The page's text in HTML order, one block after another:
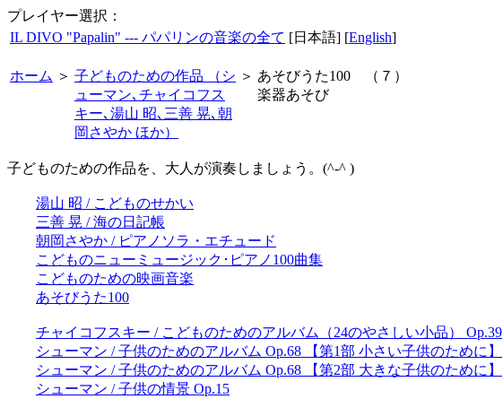
プレイヤー選択：
IL DIVO "Papalin" --- パパリンの音楽の全て [日本語] [English]
ホーム ＞ 子どものための作品 （シ
ューマン､チャイコフス
キー､湯山 昭､三善 晃､朝
岡さやか ほか）
＞ あそびうた100 （７）
楽器あそび
子どものための作品を、大人が演奏しましょう。(^-^ )
湯山 昭 / こどものせかい
三善 晃 / 海の日記帳
朝岡さやか / ピアノソラ・エチュード
こどものニューミュージック･ピアノ100曲集
こどものための映画音楽
あそびうた100
チャイコフスキー / こどものためのアルバム（24のやさしい小品） Op.39
シューマン / 子供のためのアルバム Op.68 【第1部 小さい子供のために】
シューマン / 子供のためのアルバム Op.68 【第2部 大きな子供のために】
シューマン / 子供の情景 Op.15